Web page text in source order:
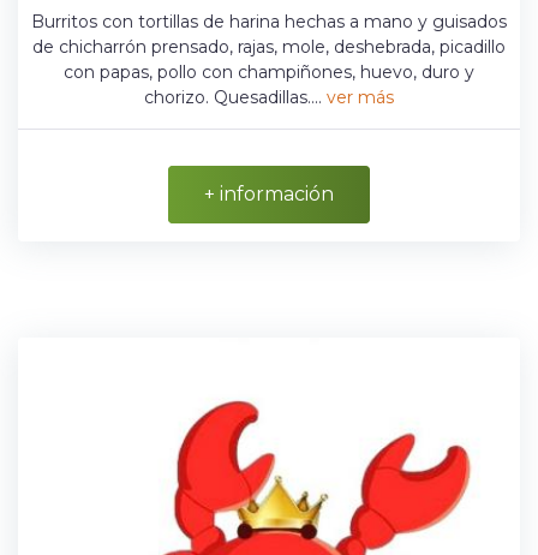
Burritos con tortillas de harina hechas a mano y guisados
de chicharrón prensado, rajas, mole, deshebrada, picadillo
con papas, pollo con champiñones, huevo, duro y
chorizo. Quesadillas.... ver más
+ información